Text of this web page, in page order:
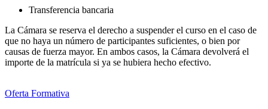
Transferencia bancaria
La Cámara se reserva el derecho a suspender el curso en el caso de
que no haya un número de participantes suficientes, o bien por
causas de fuerza mayor. En ambos casos, la Cámara devolverá el
importe de la matrícula si ya se hubiera hecho efectivo.
Oferta Formativa